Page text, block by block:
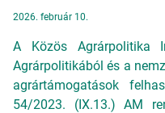
2026. február 10.
A Közös Agrárpolitika
Agrárpolitikából és a
agrártámogatások
54/2023. (IX.13.) AM